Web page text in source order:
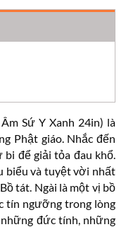
Sứ Y Xanh 24in) là
Phật giáo. Nhắc đến
để giải tỏa đau khổ.
biểu và tuyệt vời nhất
tát. Ngài là một vị bồ
tín ngưỡng trong lòng
đức tính, những